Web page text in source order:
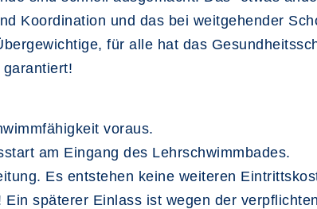
Koordination und das bei weitgehender
für alle hat das
voraus.
am Eingang des Lehrschwimmbades.
Es entstehen keine weiteren
späterer Einlass ist wegen der